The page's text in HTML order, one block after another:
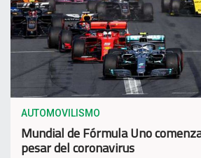
AUTOMOVILISMO
Mundial de Fórmula Uno
pesar del coronavirus